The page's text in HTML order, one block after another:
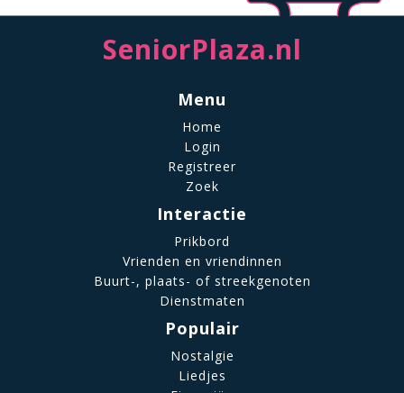
SeniorPlaza.nl
Menu
Home
Login
Registreer
Zoek
Interactie
Prikbord
Vrienden en vriendinnen
Buurt-, plaats- of streekgenoten
Dienstmaten
Populair
Nostalgie
Liedjes